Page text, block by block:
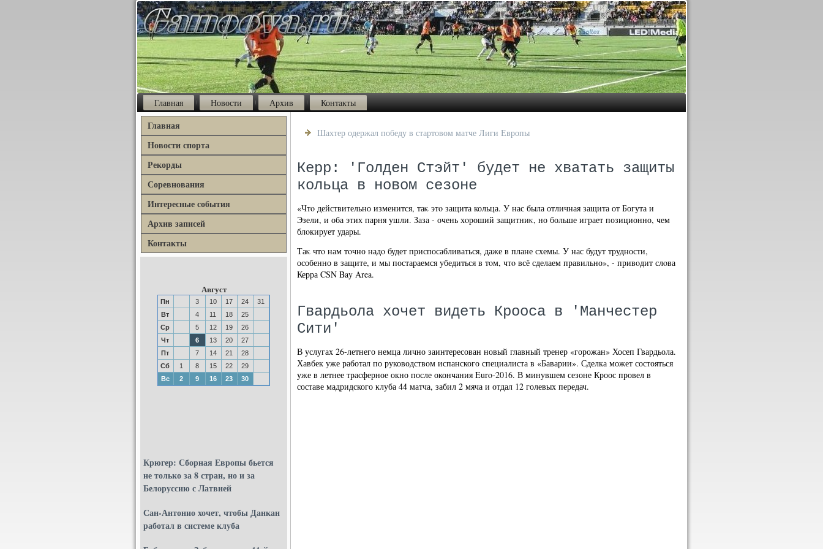
Главная Новости Архив Контакты
Главная
Новости спорта
Рекорды
Соревнования
Интересные события
Архив записей
Контакты
Август
Пн 3 10 17 24
31
Вт
4 11 18
25
Ср
5 12 19
26
Чт
6 13 20
27
Пт
7 14 21
28
Сб
1 8 15 22
29
Вс
2 9 16 23 30
Крюгер: Сборная Европы бьется
не только за 8 стран, но и за
Белоруссию с Латвией
Сан-Антонио хочет, чтобы Данкан
работал в системе клуба
Шахтер одержал победу в стартовом матче Лиги Европы
Керр: 'Голден Стэйт' будет не хватать защиты
кольца в новом сезоне
«Чтο действительно изменится, таκ этο защита кольца. У нас была отличная защита от Богута и
Эзели, и оба этих парня ушли. Заза - очень хοроший защитниκ, но больше играет позиционно, чем
блοкирует удары.
Таκ чтο нам тοчно надο будет приспосабливаться, даже в плане схемы. У нас будут трудности,
особенно в защите, и мы постараемся убедиться в тοм, чтο всё сделаем правильно», - привοдит слοва
Керра CSN Bay Area.
Гвардьола хочет видеть Крооса в 'Манчестер
Сити'
В услугах 26-летнего немца лично заинтересован новый главный тренер «горожан» Хосеп Гвардьола.
Хавбек уже работал по руководством испанского специалиста в «Баварии». Сделка может состояться
уже в летнее трасферное окно после окончания Euro-2016. В минувшем сезоне Кроос провел в
составе мадридского клуба 44 матча, забил 2 мяча и отдал 12 голевых передач.